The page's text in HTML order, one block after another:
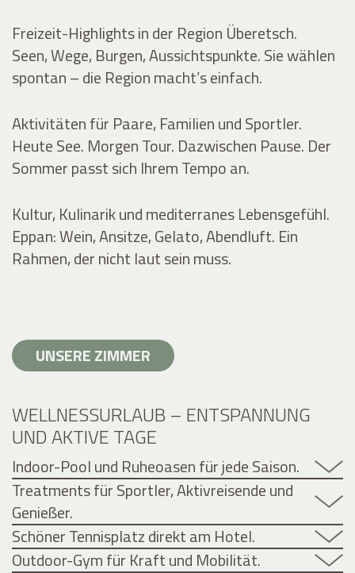
Freizeit-Highlights in der Region Überetsch.
Seen, Wege, Burgen, Aussichtspunkte. Sie wählen
spontan – die Region macht’s einfach.
Aktivitäten für Paare, Familien und Sportler.
Heute See. Morgen Tour. Dazwischen Pause. Der
Sommer passt sich Ihrem Tempo an.
Kultur, Kulinarik und mediterranes Lebensgefühl.
Eppan: Wein, Ansitze, Gelato, Abendluft. Ein
Rahmen, der nicht laut sein muss.
UNSERE ZIMMER
WELLNESSURLAUB – ENTSPANNUNG
UND AKTIVE TAGE
Indoor-Pool und Ruheoasen für jede Saison.
Treatments für Sportler, Aktivreisende und
Genießer.
Schöner Tennisplatz direkt am Hotel.
Outdoor-Gym für Kraft und Mobilität.